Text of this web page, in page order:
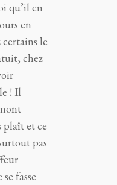
qu’il en
en
certains le
chez
! Il
plaît et ce
pas
fasse